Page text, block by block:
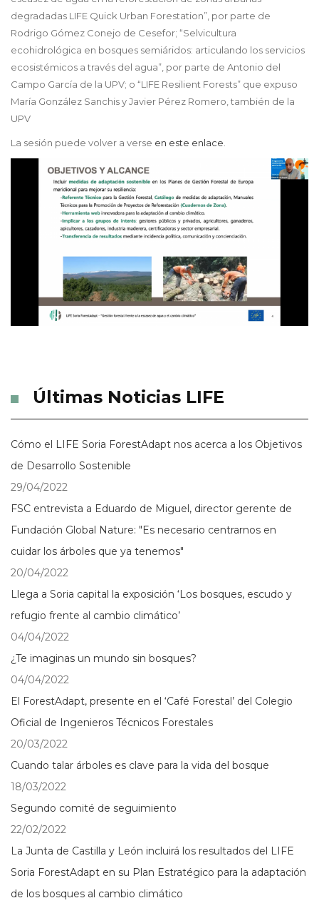
degradadas LIFE Quick Urban Forestation”, por parte de
Rodrigo Gómez Conejo de Cesefor; “Selvicultura
ecohidrológica en bosques semiáridos: articulando los servicios
ecosistémicos a través del agua”, por parte de Antonio del
Campo García de la UPV; o “LIFE Resilient Forests” que expuso
María González Sanchis y Javier Pérez Romero, también de la
UPV
La sesión puede volver a verse en este enlace
Últimas Noticias LIFE
Cómo el LIFE Soria ForestAdapt nos acerca a los Objetivos
de Desarrollo Sostenible
29/04/2022
FSC entrevista a Eduardo de Miguel, director gerente de
Fundación Global Nature: "Es necesario centrarnos en
cuidar los árboles que ya tenemos"
20/04/2022
Llega a Soria capital la exposición ‘Los bosques, escudo y
refugio frente al cambio climático’
04/04/2022
¿Te imaginas un mundo sin bosques?
04/04/2022
El ForestAdapt, presente en el ‘Café Forestal’ del Colegio
Oficial de Ingenieros Técnicos Forestales
20/03/2022
Cuando talar árboles es clave para la vida del bosque
18/03/2022
Segundo comité de seguimiento
22/02/2022
La Junta de Castilla y León incluirá los resultados del LIFE
Soria ForestAdapt en su Plan Estratégico para la adaptación
de los bosques al cambio climático